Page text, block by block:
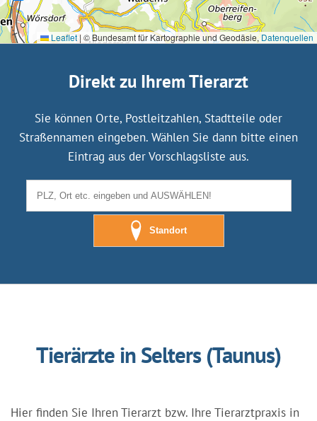
Leaflet | © Bundesamt für Kartographie und Geodäsie,Datenquellen
Direkt zu Ihrem Tierarzt
Sie können Orte, Postleitzahlen, Stadtteile oder
Straßennamen eingeben. Wählen Sie dann bitte einen
Eintrag aus der Vorschlagsliste aus.
Standort
Tierärzte in Selters (Taunus)
Hier finden Sie Ihren Tierarzt bzw. Ihre Tierarztpraxis in